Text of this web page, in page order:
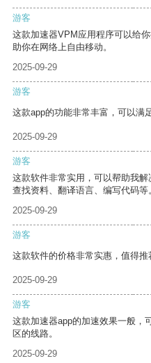
游客
这款加速器VPM应用程序可以给
助你在网络上自由移动。
2025-09-29
游客
这款app的功能非常丰富，可以满
2025-09-29
游客
这款软件非常实用，可以帮助我
查找资料、翻译语言、编写代码等
2025-09-29
游客
这款软件的价格非常实惠，值得推
2025-09-29
游客
这款加速器app的加速效果一般，
区的线路。
2025-09-29